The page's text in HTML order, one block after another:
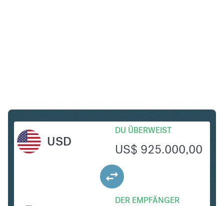
USD
DU ÜBERWEIST
US$ 925.000,00
DER EMPFÄNGER